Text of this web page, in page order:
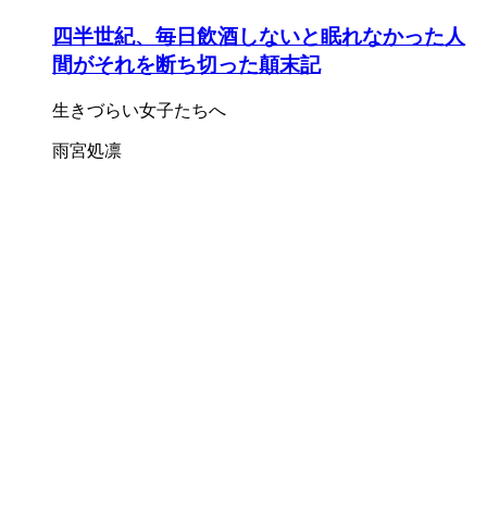
四半世紀、毎日飲酒しないと眠れなかった人
間がそれを断ち切った顛末記
生きづらい女子たちへ
雨宮処凛